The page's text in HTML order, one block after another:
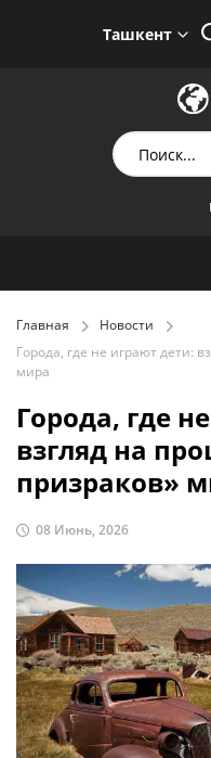
Ташкент
Главная
Новости
Города, где не играют дети:
мира
Города, где
взгляд на
призраков»
08 Июнь, 2026